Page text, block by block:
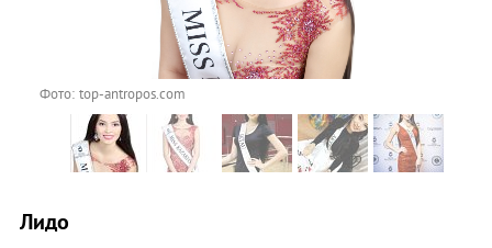
Фото: top-antropos.com
Лидо